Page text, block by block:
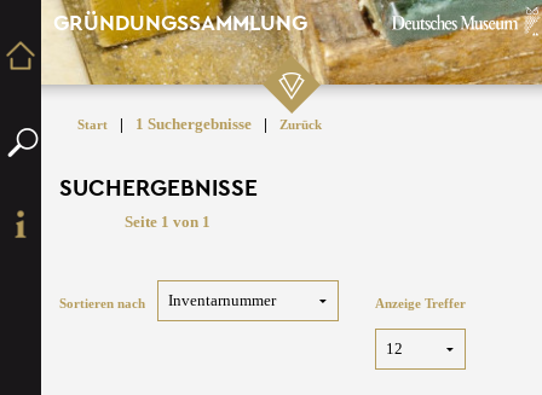
GRÜNDUNGSSAMMLUNG
Start | 1 Suchergebnisse | Zurück
SUCHERGEBNISSE
Seite 1 von 1
Sortieren nach Anzeige Treffer